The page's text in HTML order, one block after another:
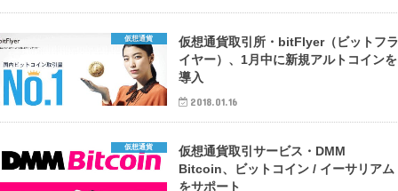
仮想通貨
仮想通貨取引所・bitFlyer（ビットフ
イヤー）、1月中に新規アルトコインを
導入
2018.01.16
仮想通貨
仮想通貨取引サービス・DMM
Bitcoin、ビットコイン / イーサリアム
をサポート